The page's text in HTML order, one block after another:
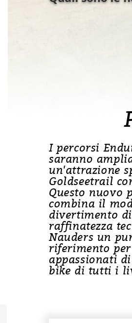
I percorsi
saranno
un'attrazione
Goldseetrail
Questo nuovo
combina il
divertimento
raffinatezza
Nauders un
riferimento
appassionati
bike di tutti i